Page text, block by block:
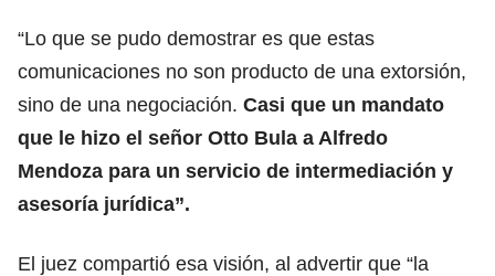
“Lo que se pudo demostrar es que estas
comunicaciones no son producto de una extorsión,
sino de una negociación. Casi que un mandato
que le hizo el señor Otto Bula a Alfredo
Mendoza para un servicio de intermediación y
asesoría jurídica”.
El juez compartió esa visión, al advertir que “la